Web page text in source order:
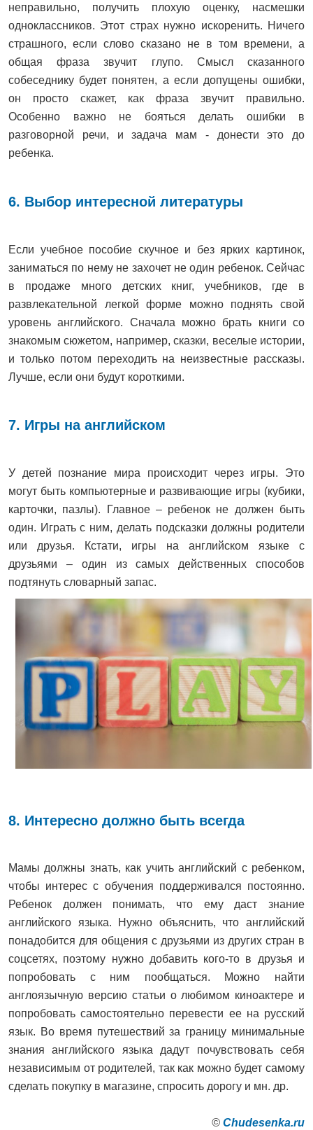
неправильно, получить плохую оценку, насмешки
одноклассников. Этот страх нужно искоренить. Ничего
страшного, если слово сказано не в том времени, а
общая фраза звучит глупо. Смысл сказанного
собеседнику будет понятен, а если допущены ошибки,
он просто скажет, как фраза звучит правильно.
Особенно важно не бояться делать ошибки в
разговорной речи, и задача мам - донести это до
ребенка.
6. Выбор интересной литературы
Если учебное пособие скучное и без ярких картинок,
заниматься по нему не захочет не один ребенок. Сейчас
в продаже много детских книг, учебников, где в
развлекательной легкой форме можно поднять свой
уровень английского. Сначала можно брать книги со
знакомым сюжетом, например, сказки, веселые истории,
и только потом переходить на неизвестные рассказы.
Лучше, если они будут короткими.
7. Игры на английском
У детей познание мира происходит через игры. Это
могут быть компьютерные и развивающие игры (кубики,
карточки, пазлы). Главное – ребенок не должен быть
один. Играть с ним, делать подсказки должны родители
или друзья. Кстати, игры на английском языке с
друзьями – один из самых действенных способов
подтянуть словарный запас.
8. Интересно должно быть всегда
Мамы должны знать, как учить английский с ребенком,
чтобы интерес с обучения поддерживался постоянно.
Ребенок должен понимать, что ему даст знание
английского языка. Нужно объяснить, что английский
понадобится для общения с друзьями из других стран в
соцсетях, поэтому нужно добавить кого-то в друзья и
попробовать с ним пообщаться. Можно найти
англоязычную версию статьи о любимом киноактере и
попробовать самостоятельно перевести ее на русский
язык. Во время путешествий за границу минимальные
знания английского языка дадут почувствовать себя
независимым от родителей, так как можно будет самому
сделать покупку в магазине, спросить дорогу и мн. др.
© Сhudesenka.ru